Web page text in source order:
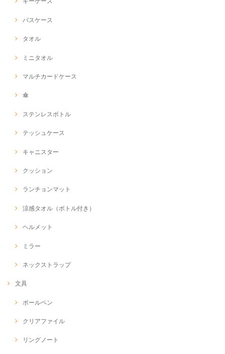
パスケース
タオル
ミニタオル
マルチカードケース
傘
ステンレスボトル
テッシュケース
キャニスター
クッション
ランチョンマット
涼感タオル（ボトル付き）
ヘルメット
ミラー
ネックストラップ
文具
ボールペン
クリアファイル
リングノート